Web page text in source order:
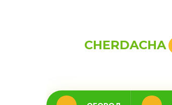
CHERDACHA